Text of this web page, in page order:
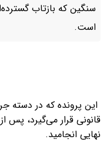
سنگین که بازتاب
است.
این پرونده که در دسته
قانونی قرار می‌گیرد،
نهایی انجامید.